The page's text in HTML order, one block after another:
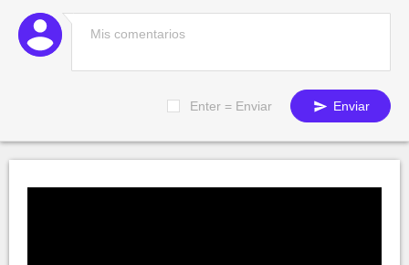
Enter = Enviar Enviar